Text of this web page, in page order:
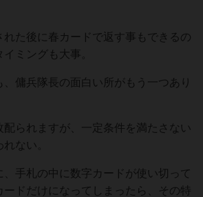
れた後に春カードで返す事もできるの
ミングも大事。
傭兵隊長の面白い所がもう一つあり
配られますが、一定条件を満たさない
ない。
、手札の中に数字カードが使い切って
ードだけになってしまったら、その特